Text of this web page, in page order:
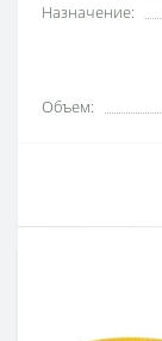
Назначение:
Объем: